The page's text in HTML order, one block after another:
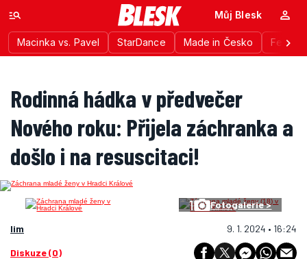
Macinka vs. Pavel StarDance Made in Česko
Můj Blesk
Rodinná hádka v předvečer
Nového roku: Přijela záchranka a
došlo i na resuscitaci!
1 Fotogalerie >
lim 9. 1. 2024 • 16:24
Diskuze (0)